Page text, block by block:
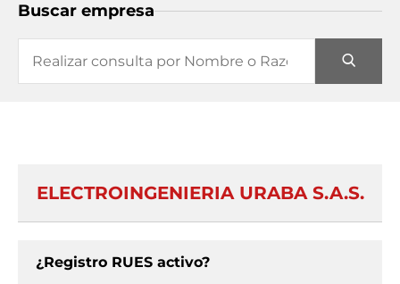
Buscar empresa
ELECTROINGENIERIA URABA S.A.S.
¿Registro RUES activo?